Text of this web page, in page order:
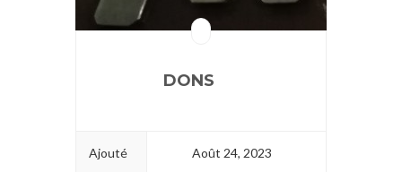
DONS
Ajouté Août 24, 2023